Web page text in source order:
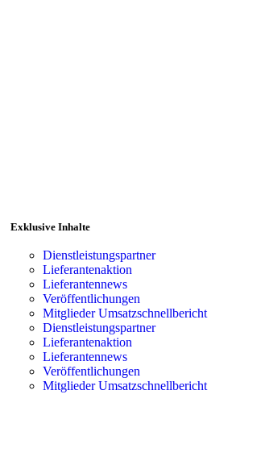
Exklusive Inhalte
Dienstleistungspartner
Lieferantenaktion
Lieferantennews
Veröffentlichungen
Mitglieder Umsatzschnellbericht
Dienstleistungspartner
Lieferantenaktion
Lieferantennews
Veröffentlichungen
Mitglieder Umsatzschnellbericht
Mitgliederbereich
Team
Mitgliederbereich